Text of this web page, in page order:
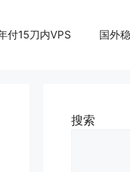
付15刀内VPS 国外
搜索